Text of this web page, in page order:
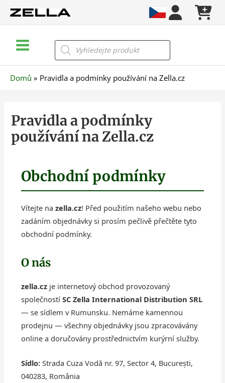
Menu
Products
search
Domů Pravidla a podmínky používání na Zella.cz
Pravidla a podmínky
používání na Zella.cz
Obchodní podmínky
Vítejte nazella.cz! Před použitím našeho webu nebo
zadáním objednávky si prosím pečlivě přečtěte tyto
obchodní podmínky.
O nás
zella.cz je internetový obchod provozovaný
společnostíSC Zella International Distribution SRL
— se sídlem v Rumunsku. Nemáme kamennou
prodejnu — všechny objednávky jsou zpracovávány
online a doručovány prostřednictvím kurýrní služby.
Sídlo: Strada Cuza Vodă nr. 97, Sector 4, București,
040283, România